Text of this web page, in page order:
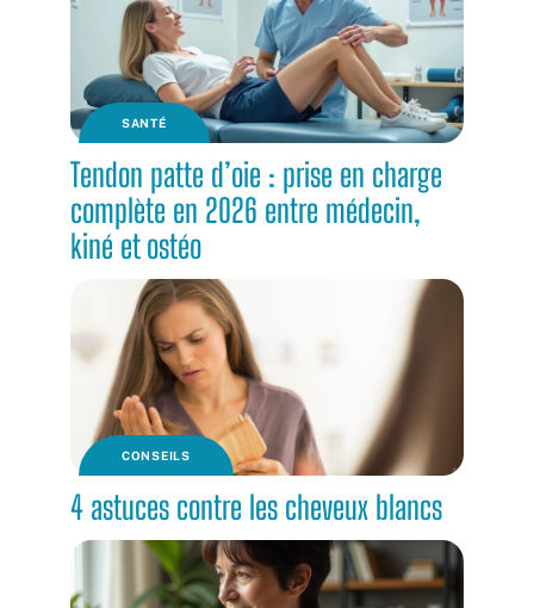
SANTÉ
Tendon patte d’oie : prise en charge
complète en 2026 entre médecin,
kiné et ostéo
CONSEILS
4 astuces contre les cheveux blancs